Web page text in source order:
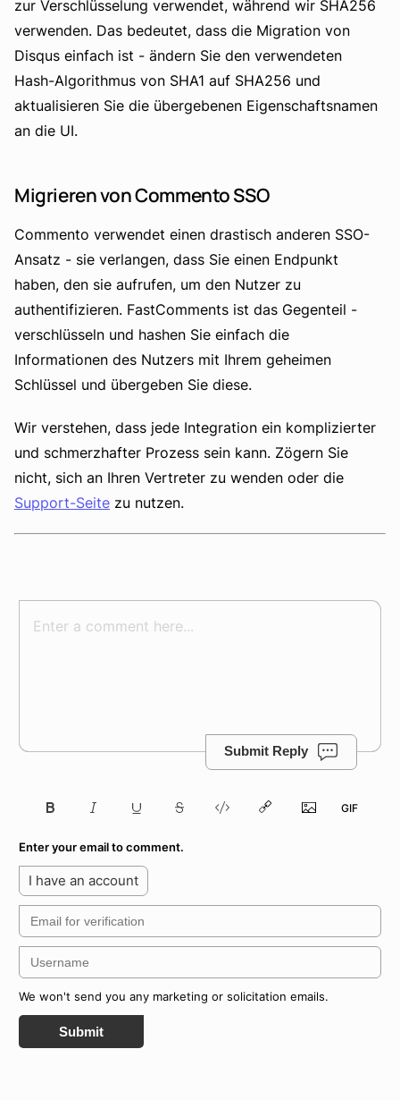
zur Verschlüsselung verwendet, während wir SHA256
verwenden. Das bedeutet, dass die Migration von
Disqus einfach ist - ändern Sie den verwendeten
Hash-Algorithmus von SHA1 auf SHA256 und
aktualisieren Sie die übergebenen Eigenschaftsnamen
an die UI.
Migrieren von Commento SSO
Commento verwendet einen drastisch anderen SSO-
Ansatz - sie verlangen, dass Sie einen Endpunkt
haben, den sie aufrufen, um den Nutzer zu
authentifizieren. FastComments ist das Gegenteil -
verschlüsseln und hashen Sie einfach die
Informationen des Nutzers mit Ihrem geheimen
Schlüssel und übergeben Sie diese.
Wir verstehen, dass jede Integration ein komplizierter
und schmerzhafter Prozess sein kann. Zögern Sie
nicht, sich an Ihren Vertreter zu wenden oder die
Support-Seite zu nutzen.
Submit Reply
Enter your email to comment.
I have an account
We won't send you any marketing or solicitation emails.
Submit